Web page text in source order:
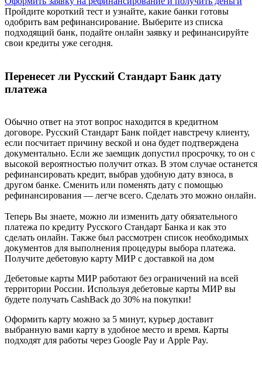
Пройдите короткий тест и узнайте, какие банки готовы
одобрить вам рефинансирование. Выберите из списка
подходящий банк, подайте онлайн заявку и рефинансируйте
свои кредиты уже сегодня.
Перенесет ли Русский Стандарт Банк дату
платежа
Обычно ответ на этот вопрос находится в кредитном
договоре. Русский Стандарт Банк пойдет навстречу клиенту,
если посчитает причину веской и она будет подтверждена
документально. Если же заемщик допустил просрочку, то он с
высокой вероятностью получит отказ. В этом случае останется
рефинансировать кредит, выбрав удобную дату взноса, в
другом банке. Сменить или поменять дату с помощью
рефинансирования — легче всего. Сделать это можно онлайн.
Теперь Вы знаете, можно ли изменить дату обязательного
платежа по кредиту Русского Стандарт Банка и как это
сделать онлайн. Также был рассмотрен список необходимых
документов для выполнения процедуры выбора платежа.
Получите дебетовую карту МИР с доставкой на дом
Дебетовые карты МИР работают без ограничений на всей
территории России. Используя дебетовые карты МИР вы
будете получать CashBack до 30% на покупки!
Оформить карту можно за 5 минут, курьер доставит
выбранную вами карту в удобное место и время. Карты
подходят для работы через Google Pay и Apple Pay.